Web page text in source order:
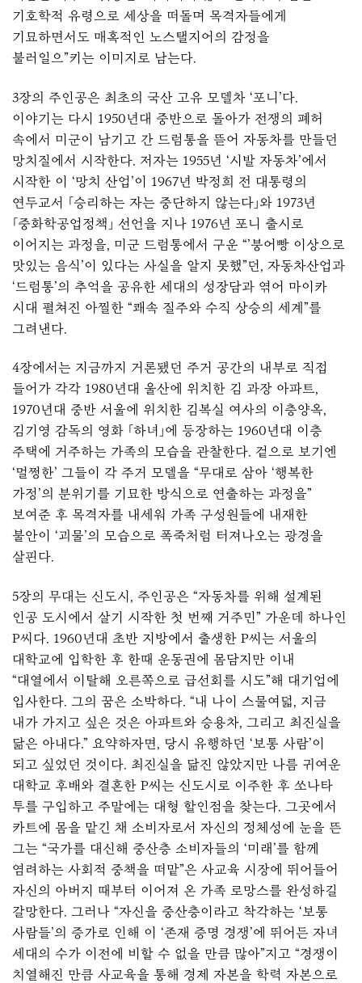
기호학적 유령으로 세상을 떠돌며 목격자들에게
기묘하면서도 매혹적인 노스탤지어의 감정을
불러일으”키는 이미지로 남는다.
3장의 주인공은 최초의 국산 고유 모델차 ‘포니’다.
이야기는 다시 1950년대 중반으로 돌아가 전쟁의 폐허
속에서 미군이 남기고 간 드럼통을 뜯어 자동차를 만들던
망치질에서 시작한다. 저자는 1955년 ‘시발 자동차’에서
시작한 이 ‘망치 산업’이 1967년 박정희 전 대통령의
연두교서 「승리하는 자는 중단하지 않는다」와 1973년
「중화학공업정책」 선언을 지나 1976년 포니 출시로
이어지는 과정을, 미군 드럼통에서 구운 “’붕어빵 이상으로
맛있는 음식’이 있다는 사실을 알지 못했”던, 자동차산업과
‘드럼통’의 추억을 공유한 세대의 성장담과 엮어 마이카
시대 펼쳐진 아찔한 “쾌속 질주와 수직 상승의 세계”를
그려낸다.
4장에서는 지금까지 거론됐던 주거 공간의 내부로 직접
들어가 각각 1980년대 울산에 위치한 김 과장 아파트,
1970년대 중반 서울에 위치한 김복실 여사의 이층양옥,
김기영 감독의 영화 「하녀」에 등장하는 1960년대 이층
주택에 거주하는 가족의 모습을 관찰한다. 겉으로 보기엔
‘멀쩡한’ 그들이 각 주거 모델을 “무대로 삼아 ‘행복한
가정’의 분위기를 기묘한 방식으로 연출하는 과정을”
보여준 후 목격자를 내세워 가족 구성원들에 내재한
불안이 ‘괴물’의 모습으로 폭죽처럼 터져나오는 광경을
살핀다.
5장의 무대는 신도시, 주인공은 “자동차를 위해 설계된
인공 도시에서 살기 시작한 첫 번째 거주민” 가운데 하나인
P씨다. 1960년대 초반 지방에서 출생한 P씨는 서울의
대학교에 입학한 후 한때 운동권에 몸담지만 이내
“대열에서 이탈해 오른쪽으로 급선회를 시도”해 대기업에
입사한다. 그의 꿈은 소박하다. “내 나이 스물여덟, 지금
내가 가지고 싶은 것은 아파트와 승용차, 그리고 최진실을
닮은 아내다.” 요약하자면, 당시 유행하던 ‘보통 사람’이
되고 싶었던 것이다. 최진실을 닮진 않았지만 나름 귀여운
대학교 후배와 결혼한 P씨는 신도시로 이주한 후 쏘나타
투를 구입하고 주말에는 대형 할인점을 찾는다. 그곳에서
카트에 몸을 맡긴 채 소비자로서 자신의 정체성에 눈을 뜬
그는 “국가를 대신해 중산층 소비자들의 ‘미래’를 함께
염려하는 사회적 중책을 떠맡”은 사교육 시장에 뛰어들어
자신의 아버지 때부터 이어져 온 가족 로망스를 완성하길
갈망한다. 그러나 “자신을 중산층이라고 착각하는 ‘보통
사람들’의 증가로 인해 이 ‘존재 증명 경쟁’에 뛰어든 자녀
세대의 수가 이전에 비할 수 없을 만큼 많아”지고 “경쟁이
치열해진 만큼 사교육을 통해 경제 자본을 학력 자본으로